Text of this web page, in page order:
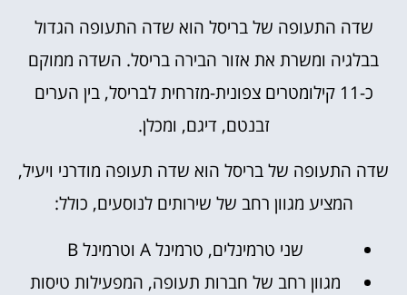
שדה התעופה של בריסל הוא שדה התעופה הגדול
בבלגיה ומשרת את אזור הבירה בריסל. השדה ממוקם
כ-11 קילומטרים צפונית-מזרחית לבריסל, בין הערים
זבנטם, דיגם, ומכלן.
שדה התעופה של בריסל הוא שדה תעופה מודרני ויעיל,
המציע מגוון רחב של שירותים לנוסעים, כולל:
שני טרמינלים, טרמינל A וטרמינל B
מגוון רחב של חברות תעופה, המפעילות טיסות